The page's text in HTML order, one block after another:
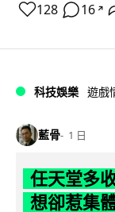
128 16 ↗
科技娛樂 遊戲
藍骨 1 日
任天堂多
想卻惹集